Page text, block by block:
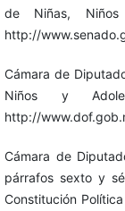
de Niñas,
http://
Cámara de
Niños y
http://
Cámara de
párrafos sexto y
Constitución